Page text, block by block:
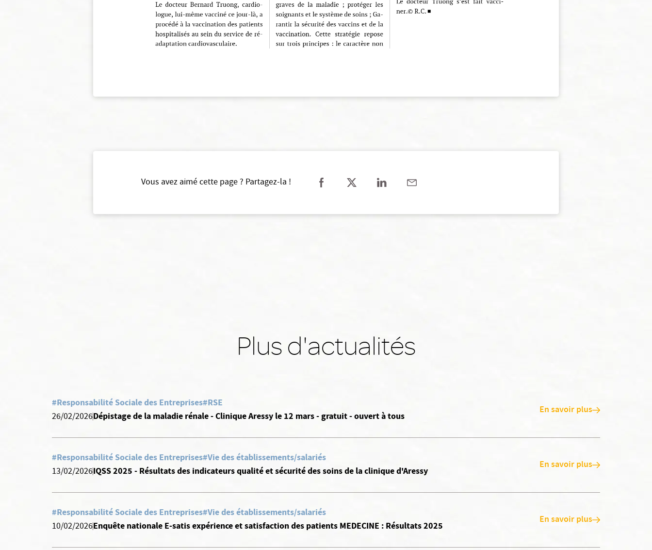
Vous avez aimé cette page ? Partagez-la !
Plus d'actualités
#Responsabilité Sociale des Entreprises#RSE
26/02/2026Dépistage de la maladie rénale - Clinique Aressy le 12 mars - gratuit - ouvert à tous En savoir plus
#Responsabilité Sociale des Entreprises#Vie des établissements/salariés
13/02/2026IQSS 2025 - Résultats des indicateurs qualité et sécurité des soins de la clinique d'Aressy En savoir plus
#Responsabilité Sociale des Entreprises#Vie des établissements/salariés
10/02/2026Enquête nationale E-satis expérience et satisfaction des patients MEDECINE : Résultats 2025 En savoir plus